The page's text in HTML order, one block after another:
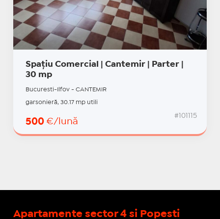
Spațiu Comercial | Cantemir | Parter |
30 mp
Bucuresti-Ilfov - CANTEMIR
garsonieră, 30.17 mp utili
500 €/lună
#101115
Apartamente sector 4 si Popesti